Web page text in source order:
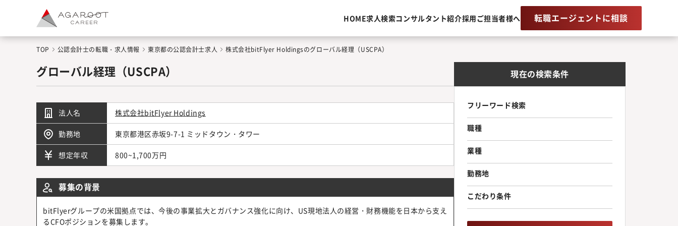
HOME求人検索コンサルタント紹介採用ご担当者様へ 転職エージェントに相談
TOP 公認会計士の転職・求人情報 東京都の公認会計士求人 株式会社bitFlyer Holdingsのグローバル経理（USCPA）
グローバル経理（USCPA）
法人名 株式会社bitFlyer Holdings
勤務地 東京都港区赤坂9-7-1 ミッドタウン・タワー
想定年収 800~1,700万円
募集の背景
bitFlyerグループの米国拠点では、今後の事業拡大とガバナンス強化に向け、US現地法人の経営・財務機能を日本から支え
るCFOポジションを募集します。
現在の検索条件
フリーワード検索
職種
業種
勤務地
こだわり条件